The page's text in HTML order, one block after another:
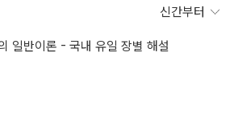
신간부터
일반이론 - 국내 유일 장별 해설